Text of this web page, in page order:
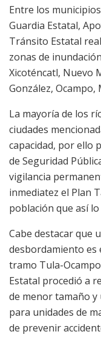
Entre los
Guardia Estatal,
Tránsito Estatal
zonas de
Xicoténcatl, Nuevo
González,
La mayoría de los
ciudades
capacidad, por ello
de Seguridad
vigilancia
inmediatez el Plan
población que así
Cabe destacar que
desbordamiento es
tramo Tula-
Estatal procedió a
de menor tamaño
para unidades de
de prevenir